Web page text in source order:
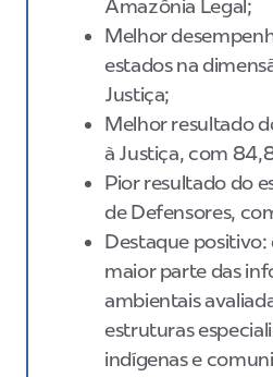
Amazônia Legal;
Melhor
estados na
Justiça;
Melhor resultado
à Justiça, com
Pior resultado do
de Defensores,
Destaque positivo:
maior parte das
ambientais
estruturas
indígenas e